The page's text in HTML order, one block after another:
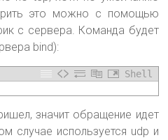
это можно с помощью
с сервера. Команда будет
bind):
Shell
значит обращение идет
случае используется udp и